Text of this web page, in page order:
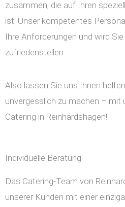
zusammen, die auf Ihren
ist. Unser kompetentes
Ihre Anforderungen und wird
zufriedenstellen.
Also lassen Sie uns Ihnen
unvergesslich zu machen – mit
Catering in Reinhardshagen!
Individuelle Beratung
Das Catering-Team von
unserer Kunden mit einer